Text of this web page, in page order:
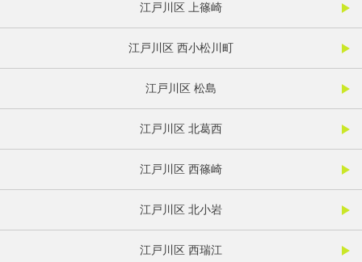
江戸川区 上篠崎
江戸川区 西小松川町
江戸川区 松島
江戸川区 北葛西
江戸川区 西篠崎
江戸川区 北小岩
江戸川区 西瑞江